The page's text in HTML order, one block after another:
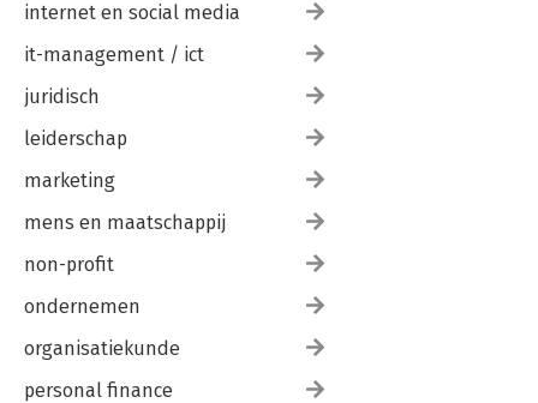
internet en social media
it-management / ict
juridisch
leiderschap
marketing
mens en maatschappij
non-profit
ondernemen
organisatiekunde
personal finance